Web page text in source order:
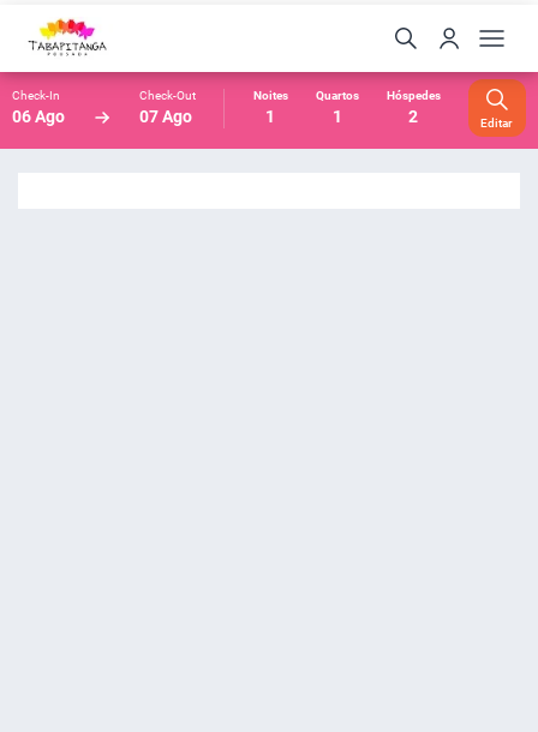
Check-In
06 Ago
Check-Out
07 Ago
Noites
1
Quartos
1
Hóspedes
2 Editar